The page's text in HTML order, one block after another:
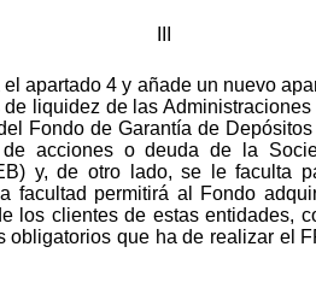
apartado 4 y añade un nuevo
liquidez de las
Fondo de Garantía de
acciones o deuda de la
y, de otro lado, se le faculta
facultad permitirá al Fondo
los clientes de estas entidades,
que ha de realizar el